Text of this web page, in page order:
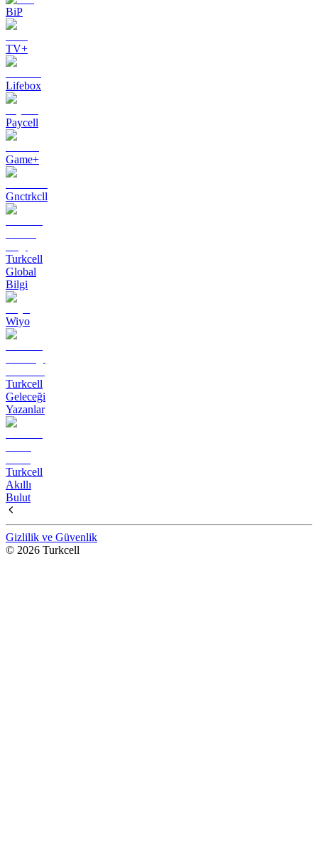
BiP
TV+
Lifebox
Paycell
Game+
Gnctrkcll
Turkcell
Global
Bilgi
Wiyo
Turkcell
Geleceği
Yazanlar
Turkcell
Akıllı
Bulut
Gizlilik ve Güvenlik
© 2026 Turkcell